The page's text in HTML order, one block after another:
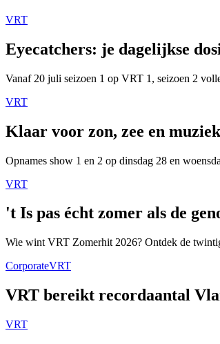
VRT
Eyecatchers: je dagelijkse
Vanaf 20 juli seizoen 1 op VRT 1, seizoen 2
VRT
Klaar voor zon, zee en
Opnames show 1 en 2 op dinsdag 28 en
VRT
't Is pas écht zomer als de
Wie wint VRT Zomerhit 2026? Ontdek de
CorporateVRT
VRT bereikt recordaantal
VRT